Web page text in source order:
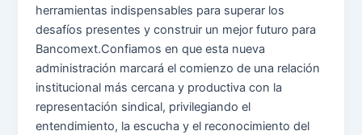
herramientas indispensables para superar los
desafíos presentes y construir un mejor futuro para
Bancomext.Confiamos en que esta nueva
administración marcará el comienzo de una relación
institucional más cercana y productiva con la
representación sindical, privilegiando el
entendimiento, la escucha y el reconocimiento del